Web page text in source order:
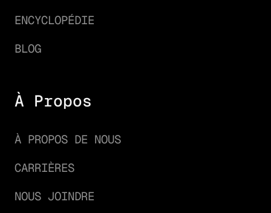
ENCYCLOPÉDIE
BLOG
À Propos
À PROPOS DE NOUS
CARRIÈRES
NOUS JOINDRE